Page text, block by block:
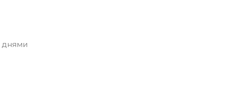
днями